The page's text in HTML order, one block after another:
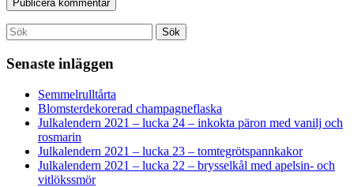
Search
for:
Sök
Senaste inläggen
Semmelrulltårta
Blomsterdekorerad champagneflaska
Julkalendern 2021 – lucka 24 – inkokta päron med vanilj och
rosmarin
Julkalendern 2021 – lucka 23 – tomtegrötspannkakor
Julkalendern 2021 – lucka 22 – brysselkål med apelsin- och
vitlökssmör